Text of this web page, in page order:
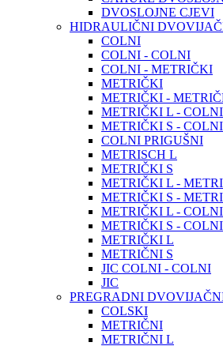
DVOSLOJNE CJEVI
HIDRAULIČNI
COLNI
COLNI - COLNI
COLNI - METRIČKI
METRIČKI
METRIČKI -
METRIČKI L - COLNI
METRIČKI S - COLNI
COLNI PRIGUŠNI
METRISCH L
METRIČKI S
METRIČKI L -
METRIČKI S -
METRIČKI L - COLNI
METRIČKI S - COLNI
METRIČKI L
METRIČNI S
JIC COLNI - COLNI
JIC
PREGRADNI
COLSKI
METRIČNI
METRIČNI L